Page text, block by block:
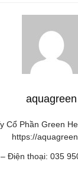
aquagreen
Cổ Phần Green
https://
– Điện thoại: 035